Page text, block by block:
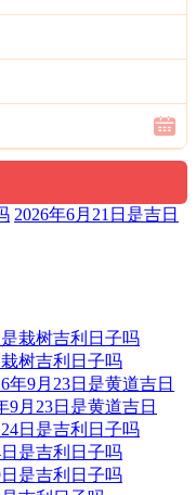
正北
道日”。平。依古籍观
上任等，但不利诉讼。
有成，这是人们对人生
祝愿，故“成”日宜开业
”日寓意已成定局的事
门求财千般利，修造一
马,鼠,牛,兔
禄 甲命进禄
2026年6月21日是吉日
树吉利日子吗
9月23日是黄道吉日
是吉利日子吗